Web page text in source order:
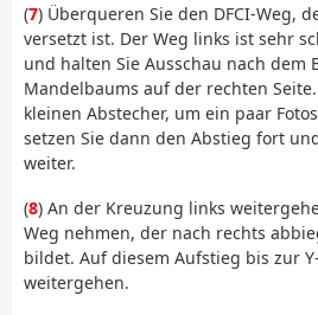
(7) Überqueren Sie den DFCI-Weg,
versetzt ist. Der Weg links ist sehr
und halten Sie Ausschau nach dem
Mandelbaums auf der rechten
kleinen Abstecher, um ein paar
setzen Sie dann den Abstieg fort
weiter.
(8) An der Kreuzung links
Weg nehmen, der nach rechts
bildet. Auf diesem Aufstieg bis zur
weitergehen.